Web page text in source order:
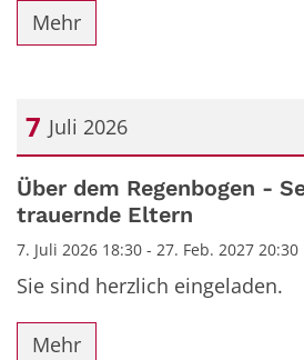
Mehr
7 Juli 2026
Datum: 7. Juli 2026
Über dem Regenbogen -
trauernde Eltern
7. Juli 2026 18:30 - 27. Feb. 2027 20:30
Sie sind herzlich eingeladen.
Mehr